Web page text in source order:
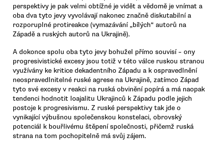
perspektivy je pak velmi obtížné je vidět a vědomě je vnímat a
oba dva tyto jevy vyvolávají nakonec značně diskutabilní a
rozporuplné protireakce (vymazávání „bílých“ autorů na
Západě a ruských autorů na Ukrajině).
A dokonce spolu oba tyto jevy bohužel přímo souvisí – ony
progresivistické excesy jsou totiž v této válce ruskou stranou
využívány ke kritice dekadentního Západu a k ospravedlnění
neospravedlnitelné ruské agrese na Ukrajině, zatímco Západ
tyto své excesy v reakci na ruská obvinění popírá a má naopak
tendenci hodnotit loajalitu Ukrajinců k Západu podle jejich
postoje k progresivismu. Z ruské perspektivy tak jde o
vynikající výbušnou společenskou konstelaci, obrovský
potenciál k bouřlivému štěpení společnosti, přičemž ruská
strana na tom pochopitelně má svůj zájem.